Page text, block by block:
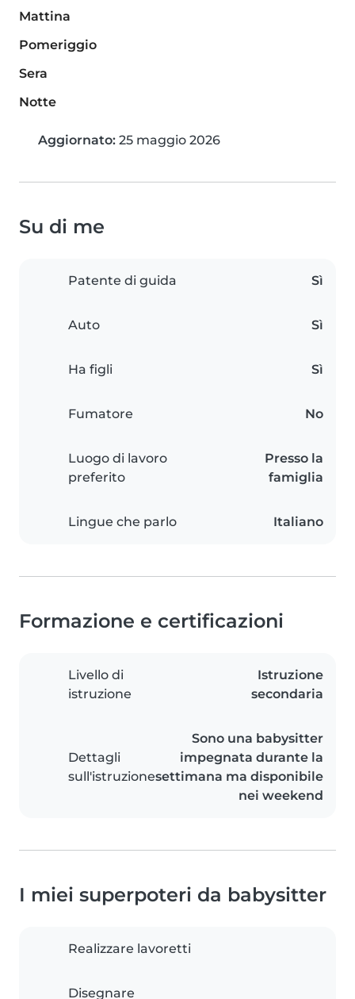
Mattina
Pomeriggio
Sera
Notte
Aggiornato: 25 maggio 2026
Su di me
Patente di guida Sì
Auto Sì
Ha figli Sì
Fumatore No
Luogo di lavoro
preferito
Presso la
famiglia
Lingue che parlo Italiano
Formazione e certificazioni
Livello di
istruzione
Istruzione
secondaria
Dettagli
sull'istruzione
Sono una babysitter
impegnata durante la
settimana ma disponibile
nei weekend
I miei superpoteri da babysitter
Realizzare lavoretti
Disegnare